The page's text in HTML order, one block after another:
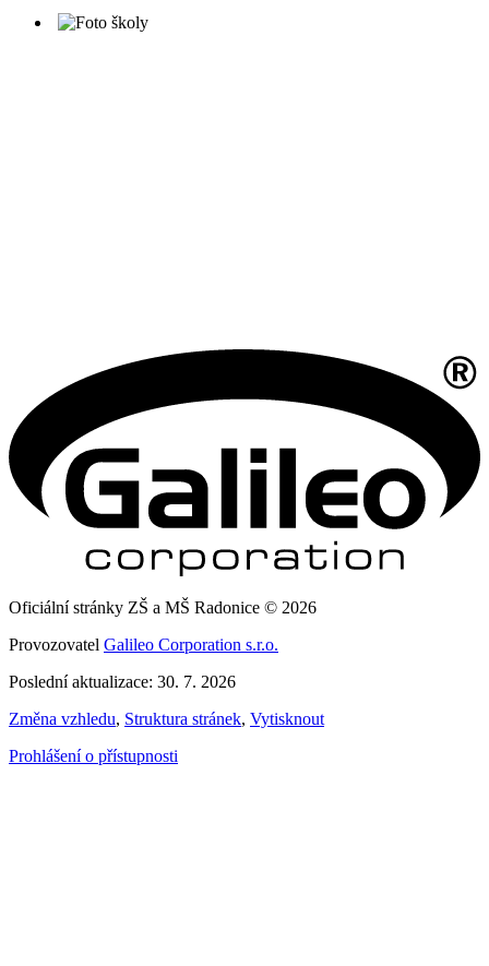
Oficiální stránky ZŠ a MŠ Radonice © 2026
Provozovatel Galileo Corporation s.r.o.
Poslední aktualizace: 30. 7. 2026
Změna vzhledu, Struktura stránek, Vytisknout
Prohlášení o přístupnosti